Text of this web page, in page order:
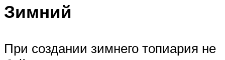
Зимний
При создании зимнего топиария не